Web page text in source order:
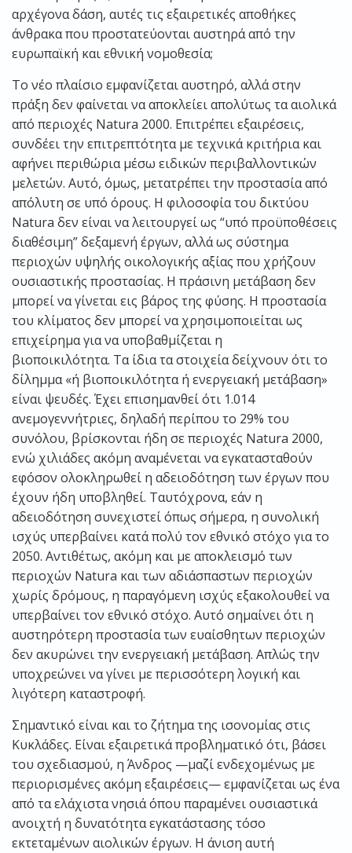
αρχέγονα δάση, αυτές τις εξαιρετικές αποθήκες
άνθρακα που προστατεύονται αυστηρά από την
ευρωπαϊκή και εθνική νομοθεσία;
Το νέο πλαίσιο εμφανίζεται αυστηρό, αλλά στην
πράξη δεν φαίνεται να αποκλείει απολύτως τα αιολικά
από περιοχές Natura 2000. Επιτρέπει εξαιρέσεις,
συνδέει την επιτρεπτότητα με τεχνικά κριτήρια και
αφήνει περιθώρια μέσω ειδικών περιβαλλοντικών
μελετών. Αυτό, όμως, μετατρέπει την προστασία από
απόλυτη σε υπό όρους. Η φιλοσοφία του δικτύου
Natura δεν είναι να λειτουργεί ως “υπό προϋποθέσεις
διαθέσιμη” δεξαμενή έργων, αλλά ως σύστημα
περιοχών υψηλής οικολογικής αξίας που χρήζουν
ουσιαστικής προστασίας. Η πράσινη μετάβαση δεν
μπορεί να γίνεται εις βάρος της φύσης. Η προστασία
του κλίματος δεν μπορεί να χρησιμοποιείται ως
επιχείρημα για να υποβαθμίζεται η
βιοποικιλότητα. Τα ίδια τα στοιχεία δείχνουν ότι το
δίλημμα «ή βιοποικιλότητα ή ενεργειακή μετάβαση»
είναι ψευδές. Έχει επισημανθεί ότι 1.014
ανεμογεννήτριες, δηλαδή περίπου το 29% του
συνόλου, βρίσκονται ήδη σε περιοχές Natura 2000,
ενώ χιλιάδες ακόμη αναμένεται να εγκατασταθούν
εφόσον ολοκληρωθεί η αδειοδότηση των έργων που
έχουν ήδη υποβληθεί. Ταυτόχρονα, εάν η
αδειοδότηση συνεχιστεί όπως σήμερα, η συνολική
ισχύς υπερβαίνει κατά πολύ τον εθνικό στόχο για το
2050. Αντιθέτως, ακόμη και με αποκλεισμό των
περιοχών Natura και των αδιάσπαστων περιοχών
χωρίς δρόμους, η παραγόμενη ισχύς εξακολουθεί να
υπερβαίνει τον εθνικό στόχο. Αυτό σημαίνει ότι η
αυστηρότερη προστασία των ευαίσθητων περιοχών
δεν ακυρώνει την ενεργειακή μετάβαση. Απλώς την
υποχρεώνει να γίνει με περισσότερη λογική και
λιγότερη καταστροφή.
Σημαντικό είναι και το ζήτημα της ισονομίας στις
Κυκλάδες. Είναι εξαιρετικά προβληματικό ότι, βάσει
του σχεδιασμού, η Άνδρος —μαζί ενδεχομένως με
περιορισμένες ακόμη εξαιρέσεις— εμφανίζεται ως ένα
από τα ελάχιστα νησιά όπου παραμένει ουσιαστικά
ανοιχτή η δυνατότητα εγκατάστασης τόσο
εκτεταμένων αιολικών έργων. Η άνιση αυτή